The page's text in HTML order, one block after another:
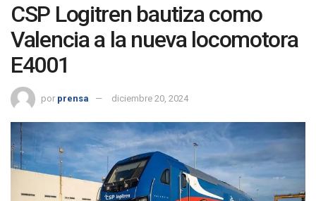
CSP Logitren bautiza como
Valencia a la nueva locomotora
E4001
por prensa diciembre 20, 2024